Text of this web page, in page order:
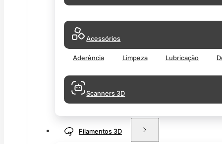
Acessórios
Aderência Limpeza Lubricação
Scanners 3D
Filamentos 3D